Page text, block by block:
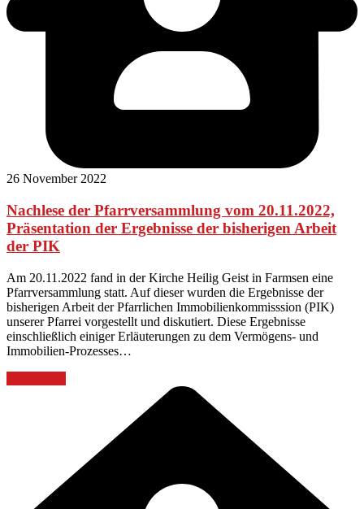
26 November 2022
Nachlese der Pfarrversammlung vom 20.11.2022,
Präsentation der Ergebnisse der bisherigen Arbeit
der PIK
Am 20.11.2022 fand in der Kirche Heilig Geist in Farmsen eine
Pfarrversammlung statt. Auf dieser wurden die Ergebnisse der
bisherigen Arbeit der Pfarrlichen Immobilienkommisssion (PIK)
unserer Pfarrei vorgestellt und diskutiert. Diese Ergebnisse
einschließlich einiger Erläuterungen zu dem Vermögens- und
Immobilien-Prozesses…